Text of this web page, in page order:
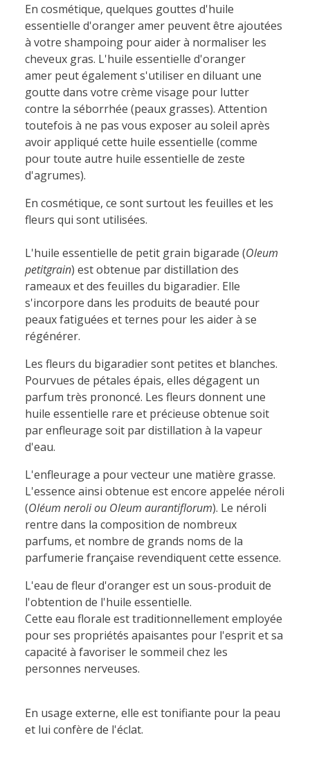
En cosmétique, quelques gouttes d'huile
essentielle d'oranger amer peuvent être ajoutées
à votre shampoing pour aider à normaliser les
cheveux gras. L'huile essentielle d'oranger
amer peut également s'utiliser en diluant une
goutte dans votre crème visage pour lutter
contre la séborrhée (peaux grasses). Attention
toutefois à ne pas vous exposer au soleil après
avoir appliqué cette huile essentielle (comme
pour toute autre huile essentielle de zeste
d'agrumes).
En cosmétique, ce sont surtout les feuilles et les
fleurs qui sont utilisées.
L'huile essentielle de petit grain bigarade (Oleum
petitgrain) est obtenue par distillation des
rameaux et des feuilles du bigaradier. Elle
s'incorpore dans les produits de beauté pour
peaux fatiguées et ternes pour les aider à se
régénérer.
Les fleurs du bigaradier sont petites et blanches.
Pourvues de pétales épais, elles dégagent un
parfum très prononcé. Les fleurs donnent une
huile essentielle rare et précieuse obtenue soit
par enfleurage soit par distillation à la vapeur
d'eau.
L'enfleurage a pour vecteur une matière grasse.
L'essence ainsi obtenue est encore appelée néroli
(Oléum neroli ou Oleum aurantiflorum). Le néroli
rentre dans la composition de nombreux
parfums, et nombre de grands noms de la
parfumerie française revendiquent cette essence.
L'eau de fleur d'oranger est un sous-produit de
l'obtention de l'huile essentielle.
Cette eau florale est traditionnellement employée
pour ses propriétés apaisantes pour l'esprit et sa
capacité à favoriser le sommeil chez les
personnes nerveuses.
En usage externe, elle est tonifiante pour la peau
et lui confère de l'éclat.